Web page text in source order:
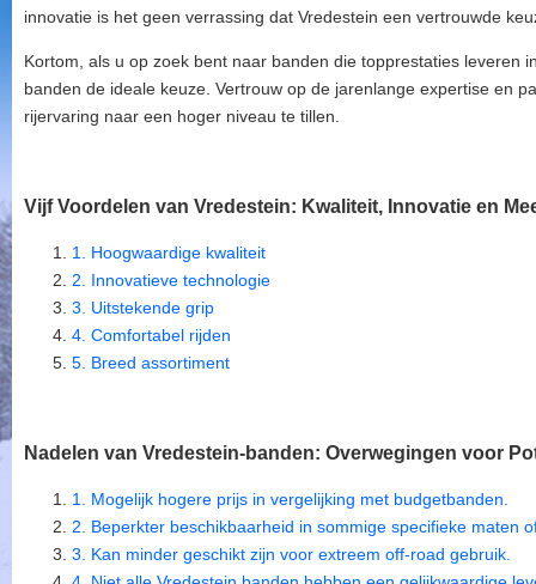
innovatie is het geen verrassing dat Vredestein een vertrouwde
Kortom, als u op zoek bent naar banden die topprestaties leveren
banden de ideale keuze. Vertrouw op de jarenlange expertise en
rijervaring naar een hoger niveau te tillen.
Vijf Voordelen van Vredestein: Kwaliteit, Innovatie en
1. Hoogwaardige kwaliteit
2. Innovatieve technologie
3. Uitstekende grip
4. Comfortabel rijden
5. Breed assortiment
Nadelen van Vredestein-banden: Overwegingen voor
1. Mogelijk hogere prijs in vergelijking met budgetbanden.
2. Beperkter beschikbaarheid in sommige specifieke maten
3. Kan minder geschikt zijn voor extreem off-road gebruik.